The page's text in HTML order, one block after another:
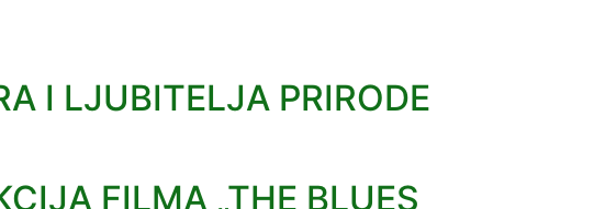
I LJUBITELJA PRIRODE
FILMA „THE BLUES